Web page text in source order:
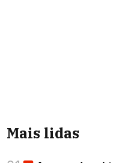
Mais lidas